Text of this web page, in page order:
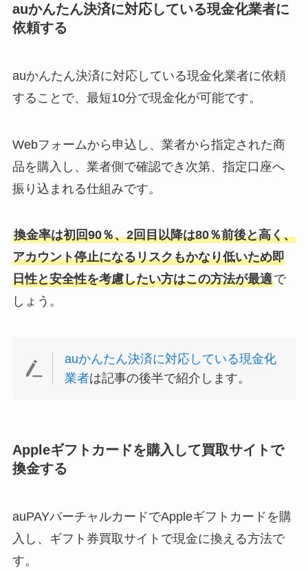
auかんたん決済に対応している現金化業者に
依頼する
auかんたん決済に対応している現金化業者に依頼
することで、最短10分で現金化が可能です。
Webフォームから申込し、業者から指定された商
品を購入し、業者側で確認でき次第、指定口座へ
振り込まれる仕組みです。
換金率は初回90％、2回目以降は80％前後と高く、
アカウント停止になるリスクもかなり低いため即
日性と安全性を考慮したい方はこの方法が最適で
しょう。
auかんたん決済に対応している現金化
業者は記事の後半で紹介します。
Appleギフトカードを購入して買取サイトで
換金する
auPAYバーチャルカードでAppleギフトカードを購
入し、ギフト券買取サイトで現金に換える方法で
す。